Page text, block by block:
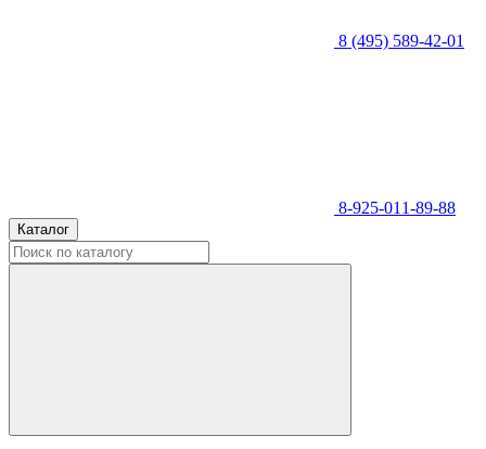
8 (495) 589-42-01
8-925-011-89-88
Каталог